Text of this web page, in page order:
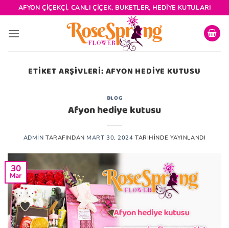
İçeriğe
atla
AFYON ÇIÇEKÇI, CANLI ÇIÇEK, BUKETLER, HEDIYE KUTULARI
ETIKET ARŞIVLERI: AFYON HEDIYE KUTUSU
BLOG
Afyon hediye kutusu
ADMIN TARAFINDAN MART 30, 2024 TARIHINDE YAYINLANDI
30
Mar